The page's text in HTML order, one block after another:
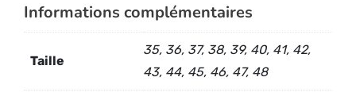
Informations complémentaires
Taille
35, 36, 37, 38, 39, 40, 41, 42,
43, 44, 45, 46, 47, 48